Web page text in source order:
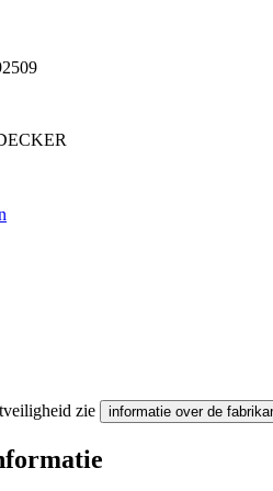
zie informatie over de